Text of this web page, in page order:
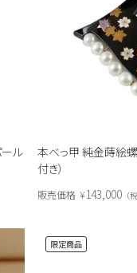
ル
本べっ甲 純金蒔絵
付き）
販売価格 ¥143,000
限定商品